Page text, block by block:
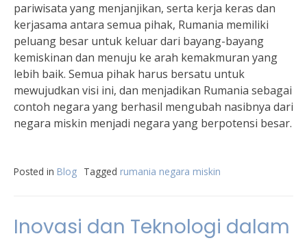
pariwisata yang menjanjikan, serta kerja keras dan
kerjasama antara semua pihak, Rumania memiliki
peluang besar untuk keluar dari bayang-bayang
kemiskinan dan menuju ke arah kemakmuran yang
lebih baik. Semua pihak harus bersatu untuk
mewujudkan visi ini, dan menjadikan Rumania sebagai
contoh negara yang berhasil mengubah nasibnya dari
negara miskin menjadi negara yang berpotensi besar.
Posted in Blog Tagged rumania negara miskin
Inovasi dan Teknologi dalam